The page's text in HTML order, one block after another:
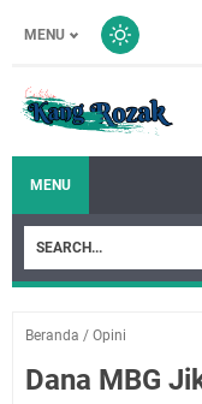
MENU
MENU
Beranda / Opini
Dana MBG